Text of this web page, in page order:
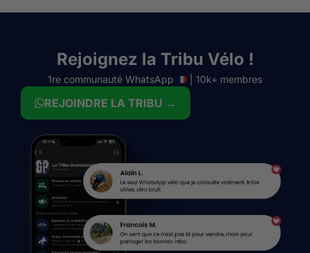
Rejoignez la Tribu Vélo !
1re communauté WhatsApp | 10k+ membres
REJOINDRE LA TRIBU →